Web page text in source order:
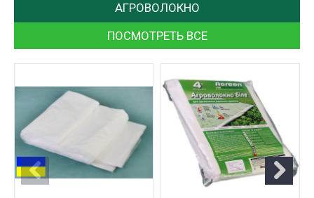
АГРОВОЛОКНО
ПОСМОТРЕТЬ ВСЕ